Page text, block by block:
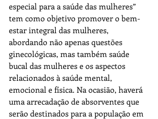
especial para a saúde das mulheres”
tem como objetivo promover o bem-
estar integral das mulheres,
abordando não apenas questões
ginecológicas, mas também saúde
bucal das mulheres e os aspectos
relacionados à saúde mental,
emocional e física. Na ocasião, haverá
uma arrecadação de absorventes que
serão destinados para a população em